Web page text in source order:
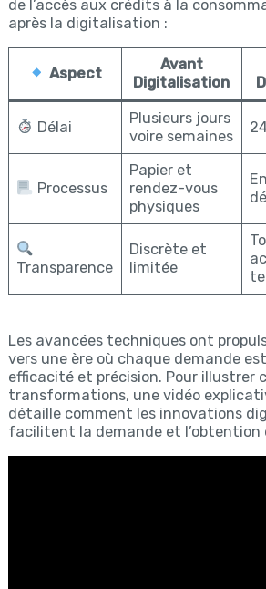
de l’accès aux crédits à la
après la digitalisation :
Aspect
Avant
Digitalisation
Délai
Plusieurs jours
voire semaines
Processus
Papier et
rendez-vous
physiques
Transparence
Discrète et
limitée
Les avancées techniques ont
vers une ère où chaque demande
efficacité et précision. Pour illustrer
transformations, une vidéo
détaille comment les innovations
facilitent la demande et l’obtention